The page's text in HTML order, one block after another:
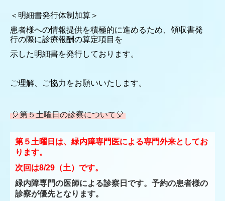
＜明細書発行体制加算＞
患者様への情報提供を積極的に進めるため、領収書発
行の際に診療報酬の算定項目を
示した明細書を発行しております。
ご理解、ご協力をお願いいたします。
🎈第５土曜日の診察について🎈
第５土曜日は、緑内障専門医による専門外来としてお
ります。
次回は8/29（土）です。
緑内障専門の医師による診察日です。予約の患者様の
診察が優先となります。